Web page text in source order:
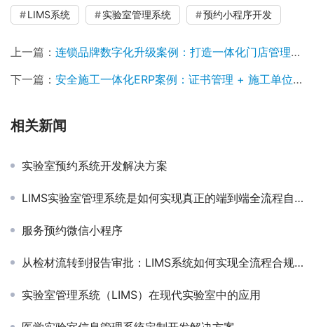
LIMS系统 实验室管理系统 预约小程序开发
上一篇： 连锁品牌数字化升级案例：打造一体化门店管理系统，支撑多区域扩张
下一篇： 安全施工一体化ERP案例：证书管理 + 施工单位管理 + 危险作业全流程闭环
相关新闻
实验室预约系统开发解决方案
LIMS实验室管理系统是如何实现真正的端到端全流程自动化？
服务预约微信小程序
从检材流转到报告审批：LIMS系统如何实现全流程合规与自动化？
实验室管理系统（LIMS）在现代实验室中的应用